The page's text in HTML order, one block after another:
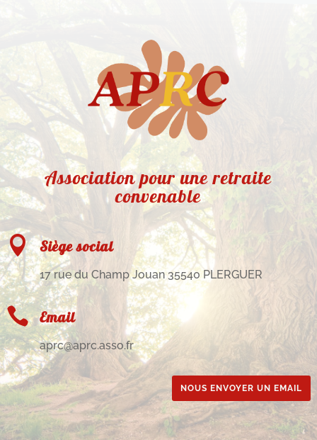
Association pour une retraite
convenable
 Siège social
17 rue du Champ Jouan 35540 PLERGUER
 Email
aprc@aprc.asso.fr
NOUS ENVOYER UN EMAIL